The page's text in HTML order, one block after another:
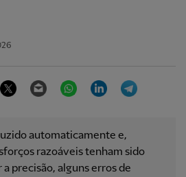
Twitter Email WhatsAppLinkedIn
automaticamente e,
razoáveis ​​tenham sido
precisão, alguns erros de